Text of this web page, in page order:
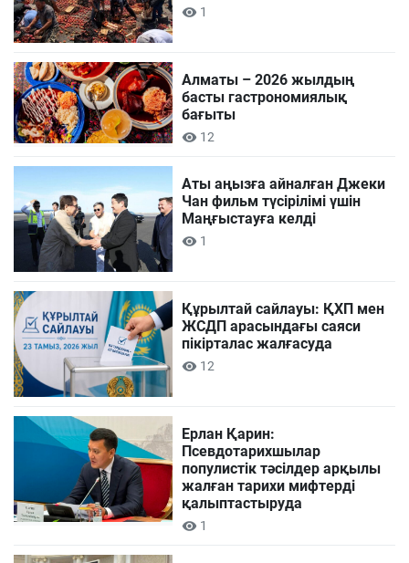
1
Алматы – 2026 жылдың
басты гастрономиялық
бағыты
12
Аты аңызға айналған Джеки
Чан фильм түсірілімі үшін
Маңғыстауға келді
1
Құрылтай сайлауы: ҚХП мен
ЖСДП арасындағы саяси
пікірталас жалғасуда
12
Ерлан Қарин:
Псевдотарихшылар
популистік тәсілдер арқылы
жалған тарихи мифтерді
қалыптастыруда
1